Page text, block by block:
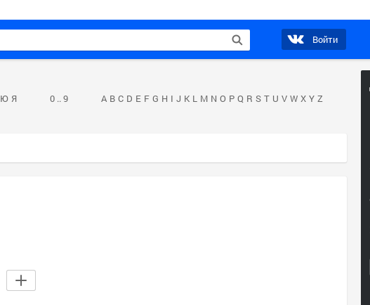
Войти
Ю Я 0 .. 9 A B C D E F G H I J K L M N O P Q R S T U V W X Y Z